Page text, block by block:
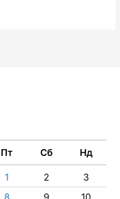
Пт Сб Нд
1 2
3